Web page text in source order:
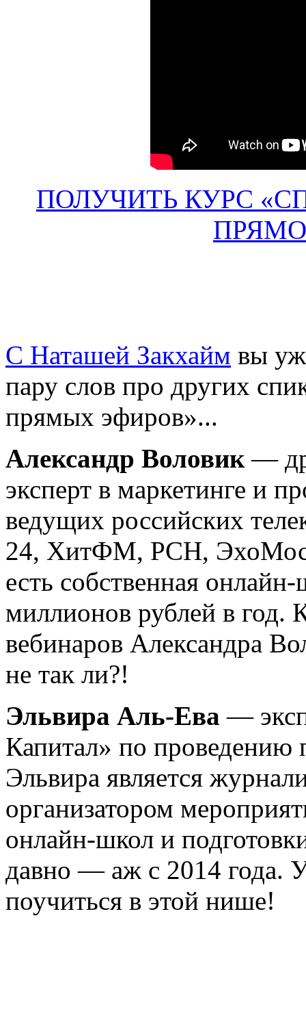
ПОЛУЧИТЬ КУРС
С Наташей Закхайм вы
пару слов про других
прямых эфиров»...
Александр Воловик—
эксперт в маркетинге и
ведущих российских
24, ХитФМ, РСН,
есть собственная
миллионов рублей в год.
вебинаров Александра
не так ли?!
Эльвира Аль-Ева —
Капитал» по
Эльвира является
организатором
онлайн-школ и
давно — аж с 2014 года.
поучиться в этой нише!